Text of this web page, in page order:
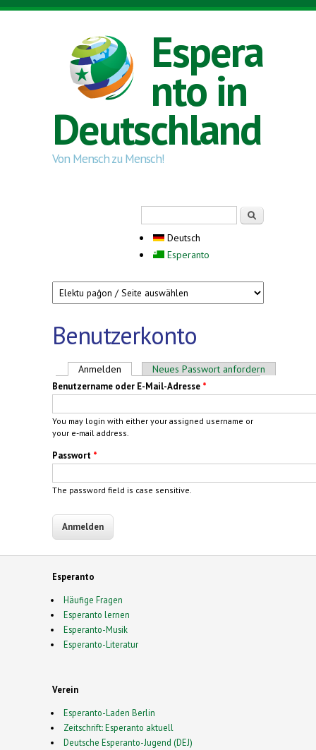
Direkt zum Inhalt
Espera
nto in
Deutschland
Von Mensch zu Mensch!
Deutsch
Esperanto
Benutzerkonto
Haupt-Reiter
Anmelden (aktiver Reiter)
Neues Passwort anfordern
Benutzername oder E-Mail-Adresse *
You may login with either your assigned username or
your e-mail address.
Passwort *
The password field is case sensitive.
Esperanto
Häufige Fragen
Esperanto lernen
Esperanto-Musik
Esperanto-Literatur
Verein
Esperanto-Laden Berlin
Zeitschrift: Esperanto aktuell
Deutsche Esperanto-Jugend (DEJ)